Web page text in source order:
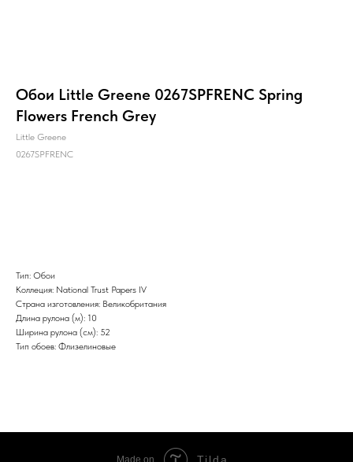
Обои Little Greene 0267SPFRENC Spring
Flowers French Grey
Little Greene
0267SPFRENC
Тип: Обои
Коллеция: National Trust Papers IV
Страна изготовления: Великобритания
Длина рулона (м): 10
Ширина рулона (см): 52
Тип обоев: Флизелиновые
Made on